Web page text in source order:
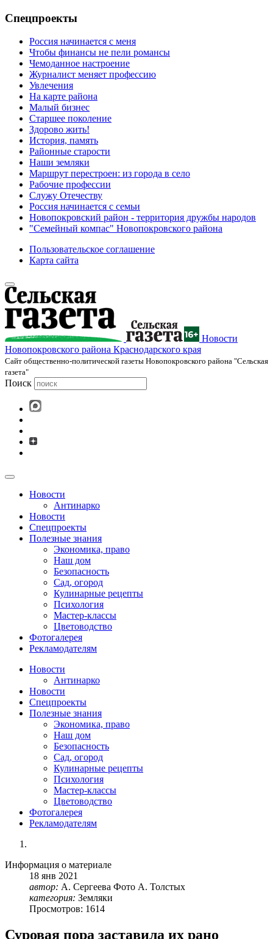
Спецпроекты
Россия начинается с меня
Чтобы финансы не пели романсы
Чемоданное настроение
Журналист меняет профессию
Увлечения
На карте района
Малый бизнес
Старшее поколение
Здорово жить!
История, память
Районные старости
Наши земляки
Маршрут перестроен: из города в село
Рабочие профессии
Служу Отечеству
Россия начинается с семьи
Новопокровский район - территория дружбы народов
"Семейный компас" Новопокровского района
Пользовательское соглашение
Карта сайта
Новости
Новопокровского района Краснодарского края
Cайт общественно-политической газеты Новопокровского района "Сельская
газета"
Поиск
Новости
Антинарко
Новости
Спецпроекты
Полезные знания
Экономика, право
Наш дом
Безопасность
Сад, огород
Кулинарные рецепты
Психология
Мастер-классы
Цветоводство
Фотогалерея
Рекламодателям
Новости
Антинарко
Новости
Спецпроекты
Полезные знания
Экономика, право
Наш дом
Безопасность
Сад, огород
Кулинарные рецепты
Психология
Мастер-классы
Цветоводство
Фотогалерея
Рекламодателям
Информация о материале
18 янв 2021
автор: А. Сергеева Фото А. Толстых
категория: Земляки
Просмотров: 1614
Суровая пора заставила их рано